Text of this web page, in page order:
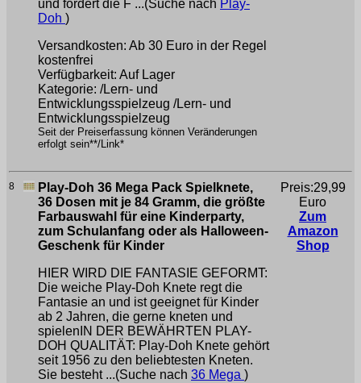
und fördert die F ...(Suche nach Play-
Doh )
Versandkosten: Ab 30 Euro in der Regel
kostenfrei
Verfügbarkeit: Auf Lager
Kategorie: /Lern- und
Entwicklungsspielzeug /Lern- und
Entwicklungsspielzeug
Seit der Preiserfassung können Veränderungen
erfolgt sein**/Link*
8
Play-Doh 36 Mega Pack Spielknete,
36 Dosen mit je 84 Gramm, die größte
Farbauswahl für eine Kinderparty,
zum Schulanfang oder als Halloween-
Geschenk für Kinder
HIER WIRD DIE FANTASIE GEFORMT:
Die weiche Play-Doh Knete regt die
Fantasie an und ist geeignet für Kinder
ab 2 Jahren, die gerne kneten und
spielenIN DER BEWÄHRTEN PLAY-
DOH QUALITÄT: Play-Doh Knete gehört
seit 1956 zu den beliebtesten Kneten.
Sie besteht ...(Suche nach 36 Mega )
Preis:29,99
Euro
Zum
Amazon
Shop